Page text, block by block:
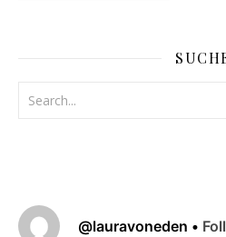
@lauravoneden •